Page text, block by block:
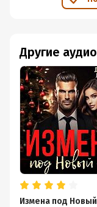
Другие
Измена под